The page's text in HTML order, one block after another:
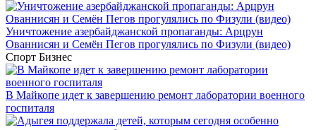
Уничтожение азербайджанской пропаганды: Арцрун
Ованнисян и Семён Пегов прогулялись по Физули (видео)
Спорт Бизнес
В Майкопе идет к завершению ремонт лаборатории военного
госпиталя